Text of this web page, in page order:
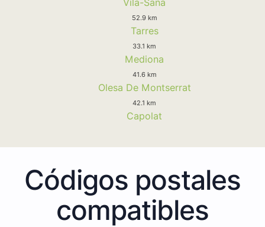
52.9 km
Tarres
33.1 km
Mediona
41.6 km
Olesa De Montserrat
42.1 km
Capolat
Códigos postales
compatibles